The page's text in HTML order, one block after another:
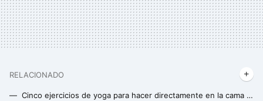
RELACIONADO
Cinco ejercicios de yoga para hacer directamente en la cama al despertarte y arrancar el día con energía